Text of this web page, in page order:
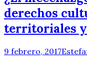
derechos
territoriales
9 febrero, 2017